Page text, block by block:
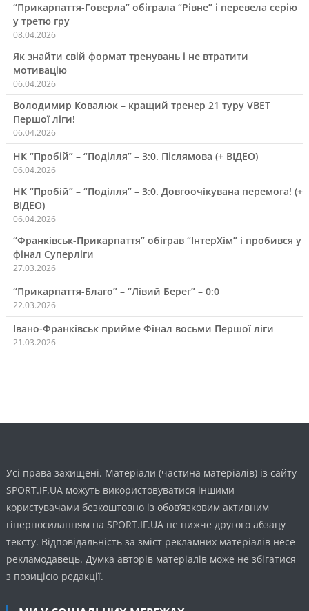
“Прикарпаття-Говерла” обіграла “Рівне” і перевела серію
у третю гру
08.04.2026
Як знайти свій формат тренувань і не втратити
мотивацію
06.04.2026
Володимир Ковалюк – кращий тренер 21 туру VBET
Першої ліги!
06.04.2026
НК “Пробій” – “Поділля” – 3:0. Післямова (+ ВІДЕО)
06.04.2026
НК “Пробій” – “Поділля” – 3:0. Довгоочікувана перемога! (+
ВІДЕО)
06.04.2026
“Франківськ-Прикарпаття” обіграв “ІнтерХім” і пробився у
фінал Суперліги
27.03.2026
“Прикарпаття-Благо” – “Лівий Берег” – 0:0
22.03.2026
Івано-Франківськ прийме Фінал восьми Першої ліги
21.03.2026
Усі права захищені. Матеріали (частина матеріалів) із сайту
SPORT.IF.UA можуть використовуватися іншими
користувачами безкоштовно із обов’язковим активним
гіперпосиланням на SPORT.IF.UA не нижче другого абзацу
тексту. Відповідальність за зміст рекламних матеріалів несе
рекламодавець. Думка авторів матеріалів може не збігатися
з позицією редакції.